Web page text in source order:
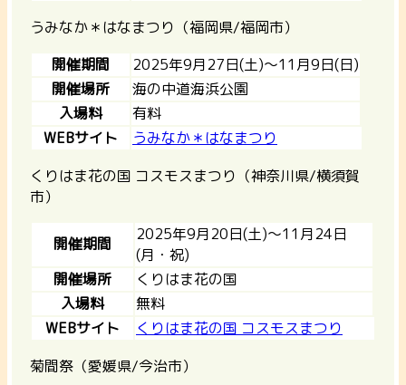
うみなか＊はなまつり（福岡県/福岡市）
開催期間
2025年9月27日(土)～11月9日(日)
開催場所
海の中道海浜公園
入場料
有料
WEBサイト
うみなか＊はなまつり
くりはま花の国 コスモスまつり（神奈川県/横須賀
市）
開催期間
2025年9月20日(土)～11月24日
(月・祝)
開催場所
くりはま花の国
入場料
無料
WEBサイト
くりはま花の国 コスモスまつり
菊間祭（愛媛県/今治市）